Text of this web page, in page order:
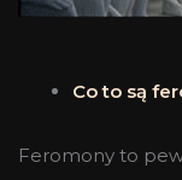
Co to są
Feromony to